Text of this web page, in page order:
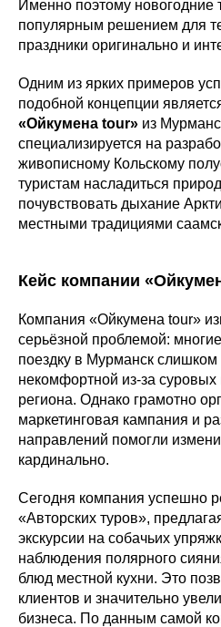
Именно поэтому новогодние
популярным решением для
праздники оригинально и
Одним из ярких примеров
подобной концепции
«Ойкумена tour» из
специализируется на
живописному Кольскому
туристам насладиться
почувствовать дыхание
местными традициями
Кейс компании
Компания «Ойкумена tour»
серьёзной проблемой:
поездку в Мурманск слишком
некомфортной из-за суровых
региона. Однако грамотно
маркетинговая кампания и
направлений помогли
кардинально.
Сегодня компания успешно
«Авторских туров»,
экскурсии на собачьих
наблюдения полярного
блюд местной кухни. Это
клиентов и значительно
бизнеса. По данным самой